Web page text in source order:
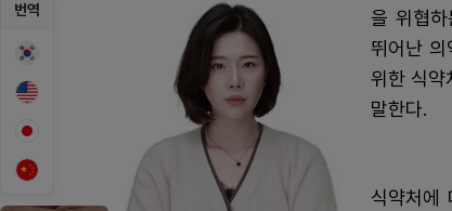
번역
을 위협
뛰어난
위한 식약
말한다.
식약처에